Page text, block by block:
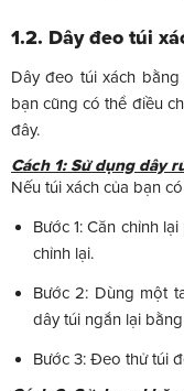
1.2. Dây đeo túi
Dây đeo túi xách
bạn cũng có thể điều
đây.
Cách 1: Sử dụng dây
Nếu túi xách của bạn
Bước 1: Căn chỉnh
chỉnh lại.
Bước 2: Dùng một
dây túi ngắn lại
Bước 3: Đeo thử túi